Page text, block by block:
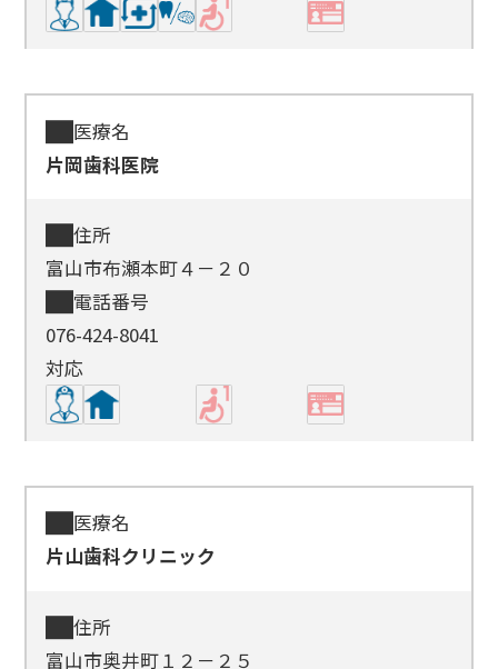
医療名
片岡歯科医院
住所
富山市布瀬本町４－２０
電話番号
076-424-8041
対応
医療名
片山歯科クリニック
住所
富山市奥井町１２－２５